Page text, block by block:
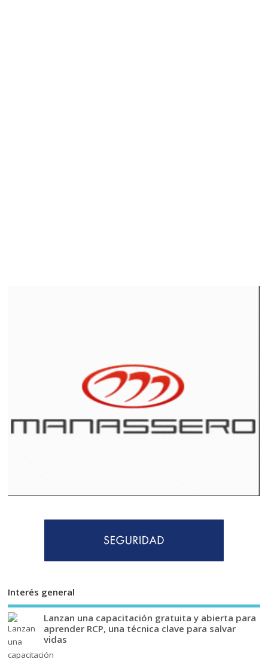
Interés general
Lanzan una capacitación gratuita y abierta para
aprender RCP, una técnica clave para salvar
vidas